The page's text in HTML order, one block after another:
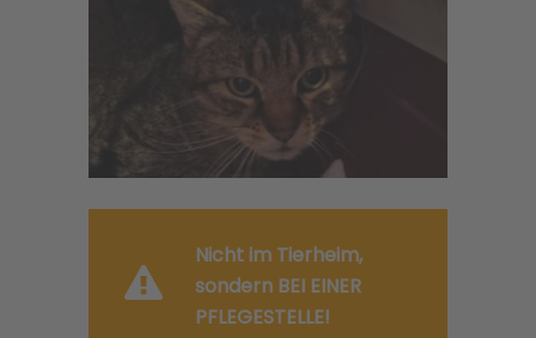
Nicht im Tierheim,
sondern BEI EINER
PFLEGESTELLE!